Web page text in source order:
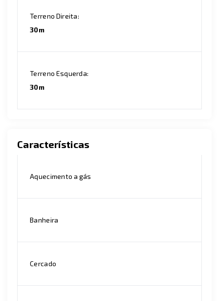
Terreno Direita:
30m
Terreno Esquerda:
30m
Características
Aquecimento a gás
Banheira
Cercado